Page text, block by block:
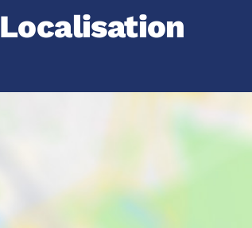
Localisation